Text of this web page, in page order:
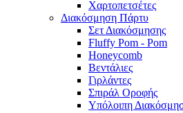
Χαρτοπετσέτες
Διακόσμηση Πάρτυ
Σετ Διακόσμησης
Fluffy Pom - Pom
Honeycomb
Βεντάλιες
Γιρλάντες
Σπιράλ Οροφής
Υπόλοιπη